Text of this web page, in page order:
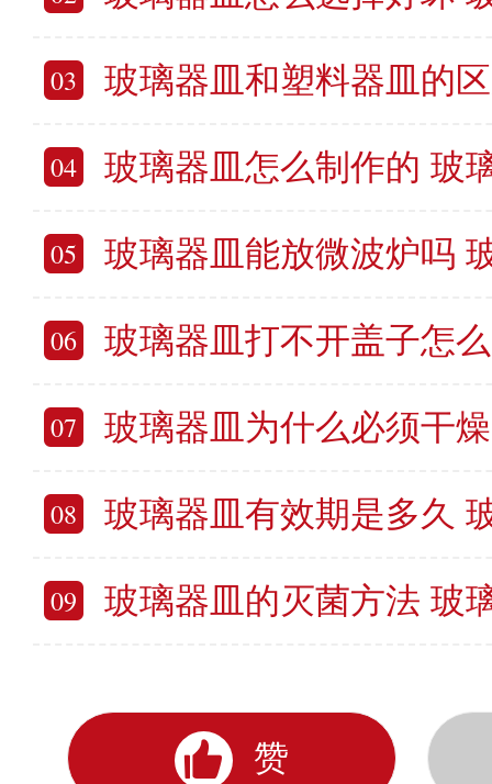
03 玻璃器皿和塑料器皿的区别是什么 玻璃
04 玻璃器皿怎么制作的 玻
05 玻璃器皿能放微波炉吗 玻璃餐
06 玻璃器皿打不开盖子怎么办 玻璃
07 玻璃器皿为什么必须干燥
08 玻璃器皿有效期是多久 玻
09 玻璃器皿的灭菌方法 玻
赞